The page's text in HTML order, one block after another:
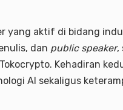
yang aktif di bidang
dan public speaker,
Kehadiran
AI sekaligus